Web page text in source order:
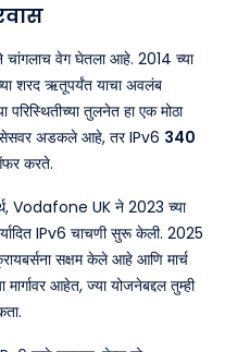
वेग घेतला आहे. 2014 च्या
शरद ऋतूपर्यंत याचा अवलंब
तुलनेत हा एक मोठा
अडकले आहे, तर IPv6 340
करते.
Vodafone UK ने 2023 च्या
IPv6 चाचणी सुरू केली. 2025
सक्षम केले आहे आणि मार्च
आहेत, ज्या योजनेबद्दल तुम्ही